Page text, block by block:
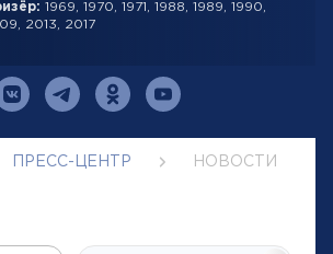
1969, 1970, 1971, 1988, 1989, 1990,
2013, 2017
ПРЕСС-ЦЕНТР НОВОСТИ